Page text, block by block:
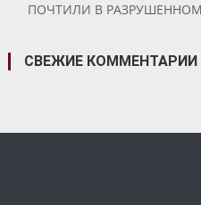
ПОЧТИЛИ В
СВЕЖИЕ КОММЕНТАРИИ